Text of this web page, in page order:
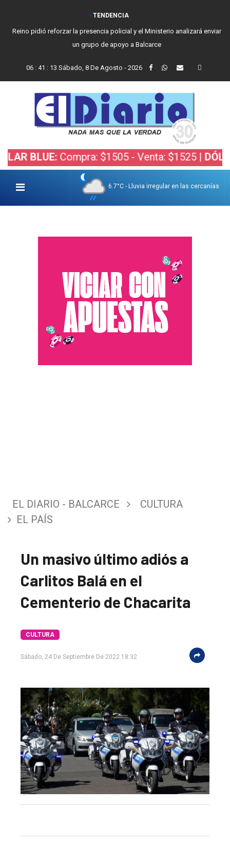
TENDENCIA
Reino pidió reforzar la presencia policial y el Ministerio analizará enviar
un grupo de apoyo a Balcarce
06: 41 : 14 Sábado, 8 De Agosto - 2026
Compra: $1505 - Venta: $1525 |DÓLAR
6.7°C - Lluvia irregular en las cercanías
único
Balcarce
Inicio
Tendencia
Int.
General
EL DIARIO - BALCARCE
CULTURA
EL PAÍS
Un masivo último adiós a
Carlitos Balá en el
Cementerio de Chacarita
CULTURA
Sábado, 24 De Septiembre De 2022 18:32